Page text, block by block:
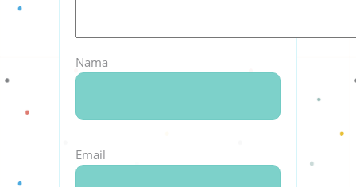
Nama
Email